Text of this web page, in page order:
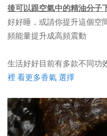
後可以跟空氣中的精油分子
好好睡，或請你提升這個空
頻能量提升成高頻震動
生活好好目前有多款不同功
裡 看更多香氣 選擇